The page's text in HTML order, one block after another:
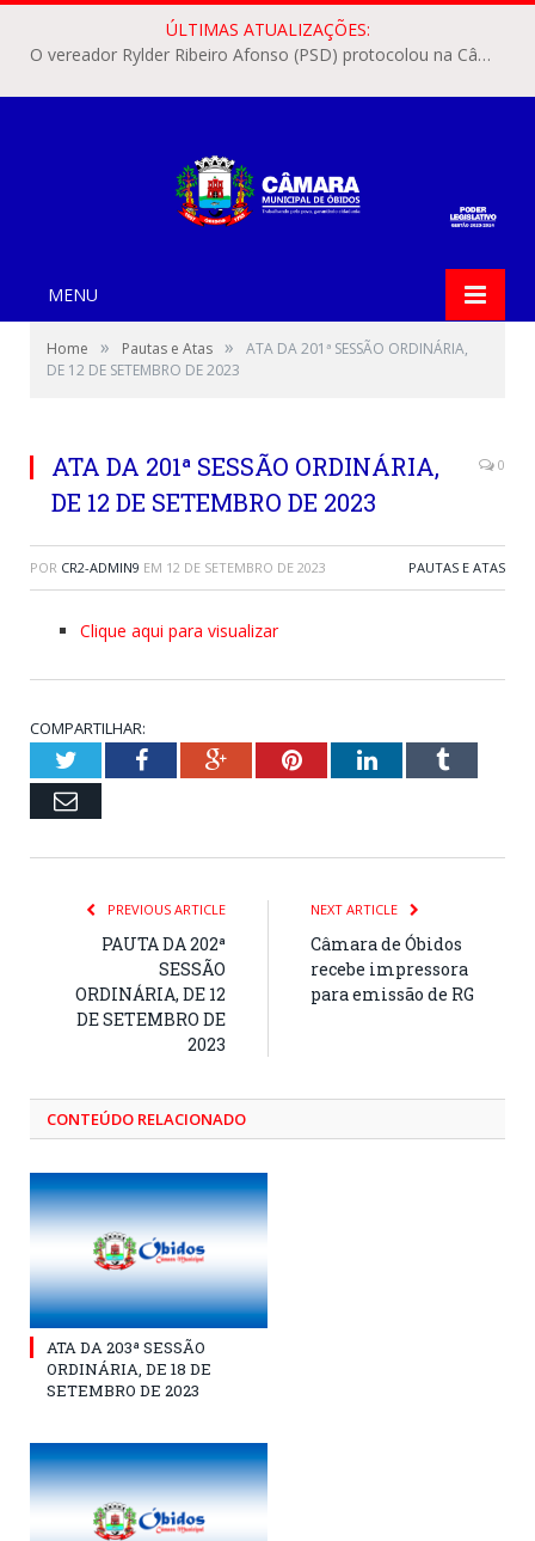
ÚLTIMAS ATUALIZAÇÕES:
O vereador Rylder Ribeiro Afonso (PSD) protocolou na Câmara Municipal de Óbidos o Requerimento nº 346/2026.
MENU
Home » Pautas e Atas »
ATA DA 201ª SESSÃO ORDINÁRIA,
DE 12 DE SETEMBRO DE 2023
ATA DA 201ª SESSÃO ORDINÁRIA,
DE 12 DE SETEMBRO DE 2023
0
POR CR2-ADMIN9 EM 12 DE SETEMBRO DE 2023 PAUTAS E ATAS
Clique aqui para visualizar
COMPARTILHAR:
TwitterFacebookGoogle+PinterestLinkedInTumblr
Email
PREVIOUS ARTICLE
PAUTA DA 202ª
SESSÃO
ORDINÁRIA, DE 12
DE SETEMBRO DE
2023
NEXT ARTICLE
Câmara de Óbidos
recebe impressora
para emissão de RG
CONTEÚDO RELACIONADO
ATA DA 203ª SESSÃO
ORDINÁRIA, DE 18 DE
SETEMBRO DE 2023